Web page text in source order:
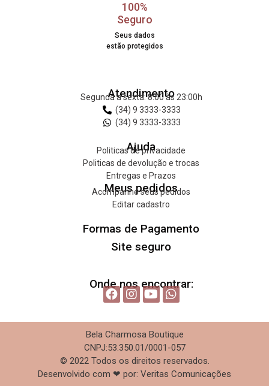
100%
Seguro
Seus dados
estão protegidos
Atendimento
Segunda a sexta: 8:00 às 23:00h
(34) 9 3333-3333
(34) 9 3333-3333
Ajuda
Politicas de privacidade
Politicas de devolução e trocas
Entregas e Prazos
Meus pedidos
Acompanhe seus pedidos
Editar cadastro
Formas de Pagamento
Site seguro
Onde nos encontrar:
Bela Charmosa Boutique
CNPJ:53.350.01/0001-057
© 2022 Todos os direitos reservados.
Desenvolvido com ❤ por: Veritas Comunicações